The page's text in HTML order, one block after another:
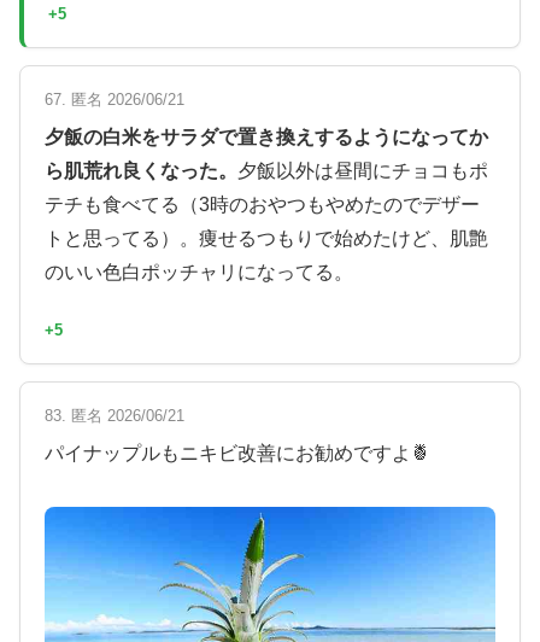
+5
67. 匿名 2026/06/21
夕飯の白米をサラダで置き換えするようになってか
ら肌荒れ良くなった。 夕飯以外は昼間にチョコもポ
テチも食べてる（3時のおやつもやめたのでデザー
トと思ってる）。痩せるつもりで始めたけど、肌艶
のいい色白ポッチャリになってる。
+5
83. 匿名 2026/06/21
パイナップルもニキビ改善にお勧めですよ🍍